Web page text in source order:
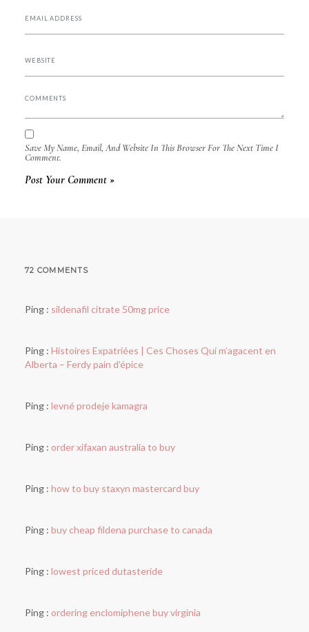
Save My Name, Email, And Website In This Browser For The Next Time I
Comment.
72 COMMENTS
Ping : sildenafil citrate 50mg price
Ping : Histoires Expatriées | Ces Choses Qui m’agacent en
Alberta – Ferdy pain d'épice
Ping : levné prodeje kamagra
Ping : order xifaxan australia to buy
Ping : how to buy staxyn mastercard buy
Ping : buy cheap fildena purchase to canada
Ping : lowest priced dutasteride
Ping : ordering enclomiphene buy virginia